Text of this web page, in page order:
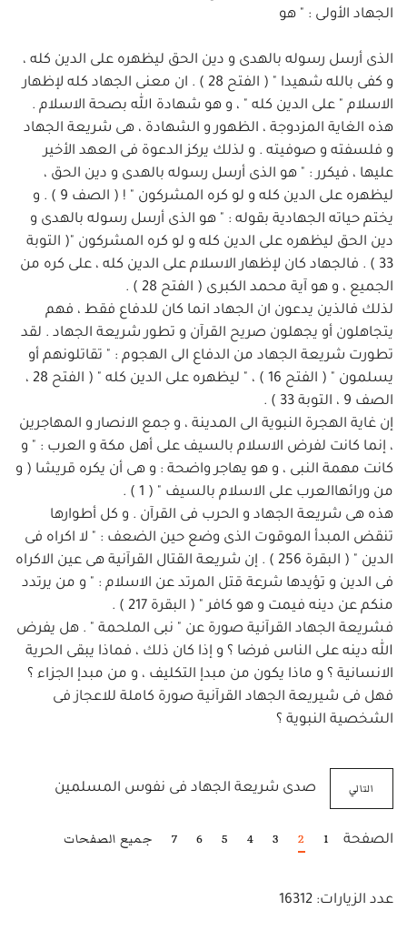
الجهاد الأولى : " هو
الذى أرسل رسوله بالهدى و دين الحق ليظهره على الدين كله ،
و كفى بالله شهيدا " ( الفتح 28 ) . ان معنى الجهاد كله لإظهار
الاسلام " على الدين كله " ، و هو شهادة الله بصحة الاسلام .
هذه الغاية المزدوجة ، الظهور و الشهادة ، هى شريعة الجهاد
و فلسفته و صوفيته . و لذلك يركز الدعوة فى العهد الأخير
عليها ، فيكرر : " هو الذى أرسل رسوله بالهدى و دين الحق ،
ليظهره على الدين كله و لو كره المشركون " ! ( الصف 9 ) . و
يختم حياته الجهادية بقوله : " هو الذى أرسل رسوله بالهدى و
دين الحق ليظهره على الدين كله و لو كره المشركون "( التوبة
33 ) . فالجهاد كان لإظهار الاسلام على الدين كله ، على كره من
الجميع ، و هو آية محمد الكبرى ( الفتح 28 ) .
لذلك فالذين يدعون ان الجهاد انما كان للدفاع فقط ، فهم
يتجاهلون أو يجهلون صريح القرآن و تطور شريعة الجهاد . لقد
تطورت شريعة الجهاد من الدفاع الى الهجوم : " تقاتلونهم أو
يسلمون " ( الفتح 16 ) ، " ليظهره على الدين كله " ( الفتح 28 ،
الصف 9 ، التوبة 33 ) .
إن غاية الهجرة النبوية الى المدينة ، و جمع الانصار و المهاجرين
، إنما كانت لفرض الاسلام بالسيف على أهل مكة و العرب : " و
كانت مهمة النبى ، و هو يهاجر واضحة : و هى أن يكره قريشا ( و
من ورائهاالعرب على الاسلام بالسيف " ( 1 ) .
هذه هى شريعة الجهاد و الحرب فى القرآن . و كل أطوارها
تنقض المبدأ الموقوت الذى وضع حين الضعف : " لا اكراه فى
الدين " ( البقرة 256 ) . إن شريعة القتال القرآنية هى عين الاكراه
فى الدين و تؤيدها شرعة قتل المرتد عن الاسلام : " و من يرتدد
منكم عن دينه فيمت و هو كافر " ( البقرة 217 ) .
فشريعة الجهاد القرآنية صورة عن " نبى الملحمة " . هل يفرض
الله دينه على الناس فرضا ؟ و إذا كان ذلك ، فماذا يبقى الحرية
الانسانية ؟ و ماذا يكون من مبدإ التكليف ، و من مبدإ الجزاء ؟
فهل فى شيريعة الجهاد القرآنية صورة كاملة للاعجاز فى
الشخصية النبوية ؟
التالي صدى شريعة الجهاد فى نفوس المسلمين
الصفحة 1
2
3
4
5
6
7 جميع الصفحات
عدد الزيارات: 16312